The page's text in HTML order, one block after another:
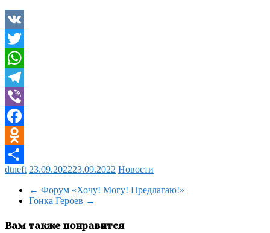
VK
Twitter
WhatsApp
Telegram
Viber
Facebook
Odnoklassniki
Отправить
dtneft 23.09.202223.09.2022 Новости
← Форум «Хочу! Могу! Предлагаю!»
Гонка Героев →
Вам также понравится